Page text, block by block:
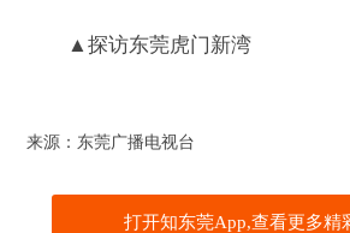
▲探访东莞虎门新湾
来源：东莞广播电视台
打开知东莞App,查看更多精